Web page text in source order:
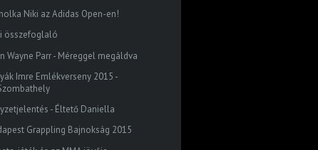
Niki az Adidas Open-en!
összefoglaló
Wayne Parr - Méreggel megáldva
Imre Emlékverseny 2015 -
- Éltető Daniella
Grappling Bajnokság 2015